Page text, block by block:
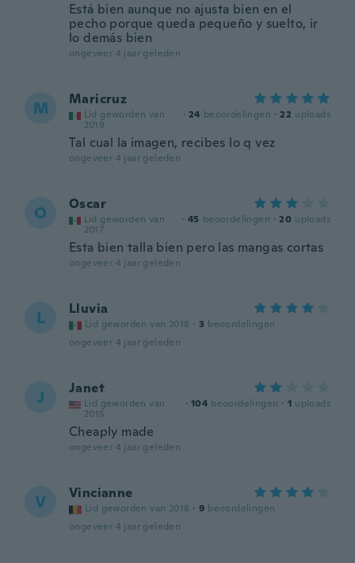
Está bien aunque no ajusta bien en el
pecho porque queda pequeño y suelto, ir
lo demás bien
ongeveer 4 jaar geleden
M Maricruz
Lid geworden van
2019
· 24 beoordelingen · 22 uploads
Tal cual la imagen, recibes lo q vez
ongeveer 4 jaar geleden
O Oscar
Lid geworden van
2017
· 45 beoordelingen · 20 uploads
Esta bien talla bien pero las mangas cortas
ongeveer 4 jaar geleden
L Lluvia
Lid geworden van 2018 · 3 beoordelingen
ongeveer 4 jaar geleden
J Janet
Lid geworden van
2015
· 104 beoordelingen · 1 uploads
Cheaply made
ongeveer 4 jaar geleden
V Vincianne
Lid geworden van 2018 · 9 beoordelingen
ongeveer 4 jaar geleden